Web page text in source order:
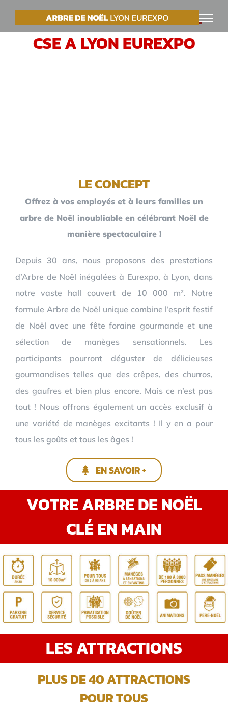
PasserVOTRE ARBRE DE NOËL
CSE A LYON EUREXPO
LE CONCEPT
Offrez à vos employés et à leurs familles un
arbre de Noël inoubliable en célébrant Noël de
manière spectaculaire !
Depuis 30 ans, nous proposons des prestations
d’Arbre de Noël inégalées à Eurexpo, à Lyon, dans
notre vaste hall couvert de 10 000 m². Notre
formule Arbre de Noël unique combine l’esprit festif
de Noël avec une fête foraine gourmande et une
sélection de manèges sensationnels. Les
participants pourront déguster de délicieuses
gourmandises telles que des crêpes, des churros,
des gaufres et bien plus encore. Mais ce n’est pas
tout ! Nous offrons également un accès exclusif à
une variété de manèges excitants ! Il y en a pour
tous les goûts et tous les âges !
EN SAVOIR +
VOTRE ARBRE DE NOËL
CLÉ EN MAIN
LES ATTRACTIONS
PLUS DE 40 ATTRACTIONS
POUR TOUS